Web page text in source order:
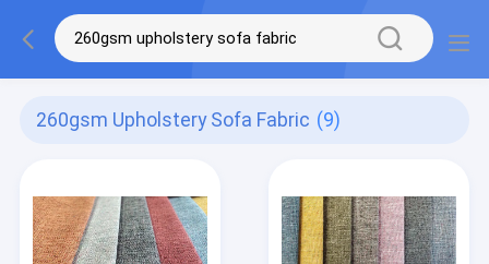
260gsm Upholstery Sofa Fabric (9)